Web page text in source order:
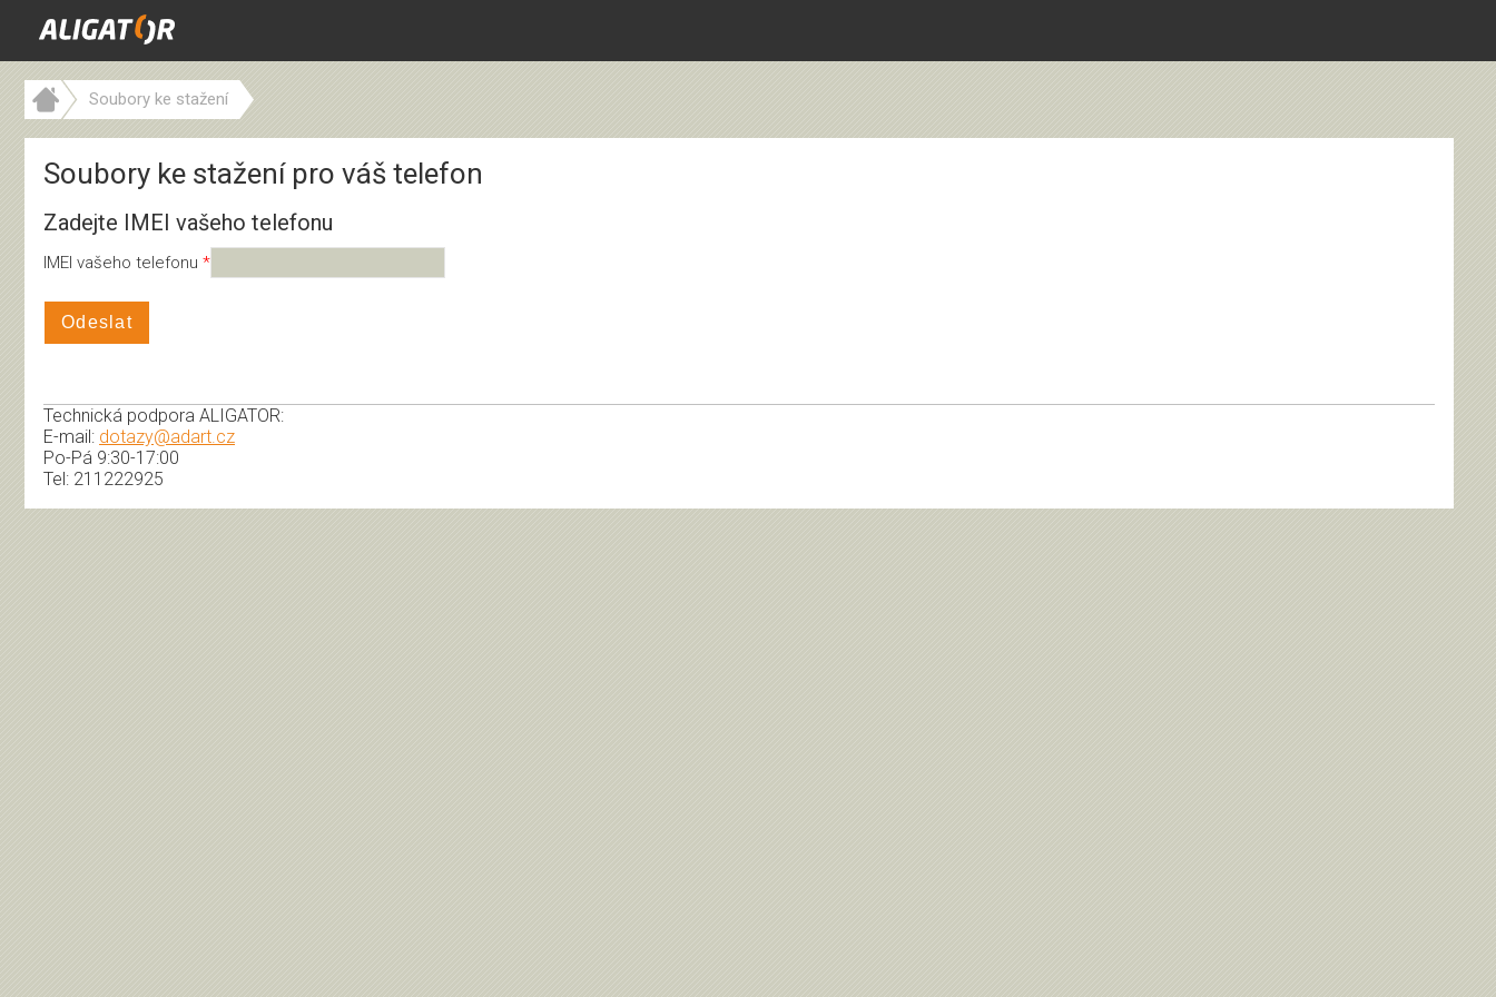
Soubory ke stažení
Soubory ke stažení pro váš telefon
Zadejte IMEI vašeho telefonu
IMEI vašeho telefonu
Odeslat
Technická podpora ALIGATOR:
E-mail: dotazy@adart.cz
Po-Pá 9:30-17:00
Tel: 211222925